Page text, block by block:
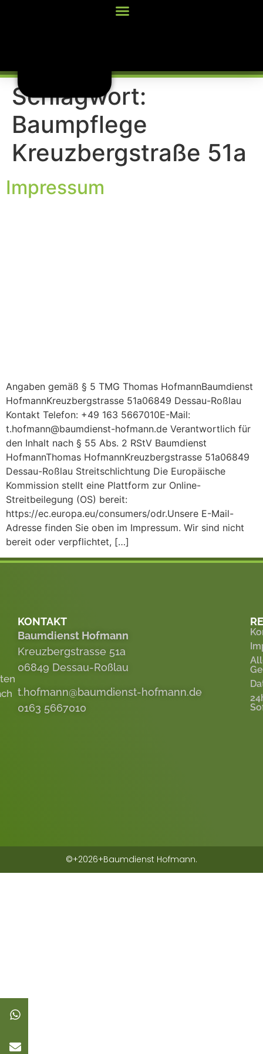
Schlagwort:
Baumpflege
Kreuzbergstraße 51a
Impressum
Angaben gemäß § 5 TMG Thomas HofmannBaumdienst
HofmannKreuzbergstrasse 51a06849 Dessau-Roßlau
Kontakt Telefon: +49 163 5667010E-Mail:
t.hofmann@baumdienst-hofmann.de Verantwortlich für
den Inhalt nach § 55 Abs. 2 RStV Baumdienst
HofmannThomas HofmannKreuzbergstrasse 51a06849
Dessau-Roßlau Streitschlichtung Die Europäische
Kommission stellt eine Plattform zur Online-
Streitbeilegung (OS) bereit:
https://ec.europa.eu/consumers/odr.Unsere E-Mail-
Adresse finden Sie oben im Impressum. Wir sind nicht
bereit oder verpflichtet, […]
KONTAKT
Baumdienst Hofmann
Kreuzbergstrasse 51a
06849 Dessau-Roßlau
t.hofmann@baumdienst-hofmann.de
0163 5667010
©+2026+Baumdienst Hofmann.